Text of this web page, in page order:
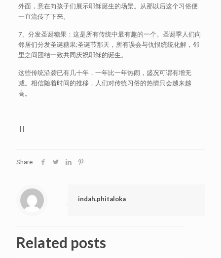
外面，意在向孩子们展示耶稣诞生的场景。从那以后这个习俗便
一直流传了下来。
7、分发圣诞糖果：这是所有传统中最有趣的一个。圣诞季人们向
邻居们分发圣诞糖果;圣诞节那天，所有误会与仇恨统统化解，邻
里之间团结一致共同庆祝耶稣的诞生。
这些传统沿袭已有几十年，一年比一年热闹，盛况可谓有增无
减。相信随着时间的推移，人们对传统习俗的热情只会越来越
高。
[:]
Share
indah.phitaloka
Related posts